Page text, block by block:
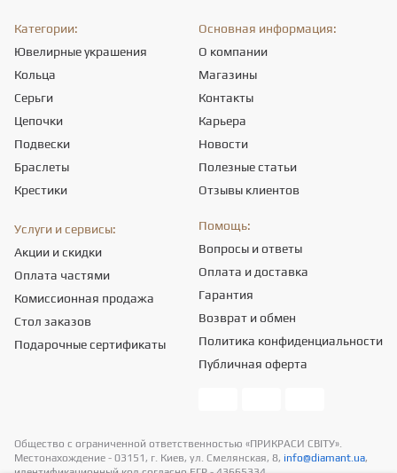
Категории:
Ювелирные украшения
Кольца
Серьги
Цепочки
Подвески
Браслеты
Крестики
Основная информация:
О компании
Магазины
Контакты
Карьера
Новости
Полезные статьи
Отзывы клиентов
Услуги и сервисы:
Акции и скидки
Оплата частями
Комиссионная продажа
Стол заказов
Подарочные сертификаты
Помощь:
Вопросы и ответы
Оплата и доставка
Гарантия
Возврат и обмен
Политика конфиденциальности
Публичная оферта
Общество с ограниченной ответственностью «ПРИКРАСИ СВІТУ».
Местонахождение - 03151, г. Киев, ул. Смелянская, 8, info@diamant.ua,